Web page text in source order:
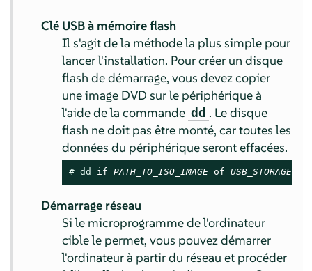
Clé USB à mémoire flash
Il s'agit de la méthode la plus simple pour
lancer l'installation. Pour créer un disque
flash de démarrage, vous devez copier
une image DVD sur le périphérique à
l'aide de la commande dd . Le disque
flash ne doit pas être monté, car toutes les
données du périphérique seront effacées.
# dd if=PATH_TO_ISO_IMAGE of=
Démarrage réseau
Si le microprogramme de l'ordinateur
cible le permet, vous pouvez démarrer
l'ordinateur à partir du réseau et procéder